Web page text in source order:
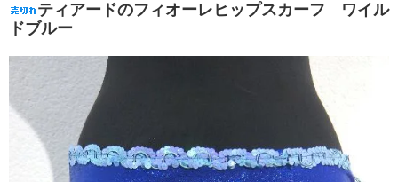
ティアードのフィオーレヒップスカーフ ワイル
ドブルー